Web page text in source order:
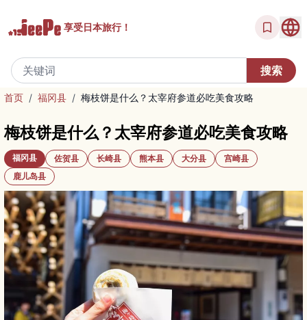
享受日本旅行！
首页 / 福冈县 / 梅枝饼是什么？太宰府参道必吃美食攻略
梅枝饼是什么？太宰府参道必吃美食攻略
福冈县 佐贺县 长崎县 熊本县 大分县
宫崎县
鹿儿岛县